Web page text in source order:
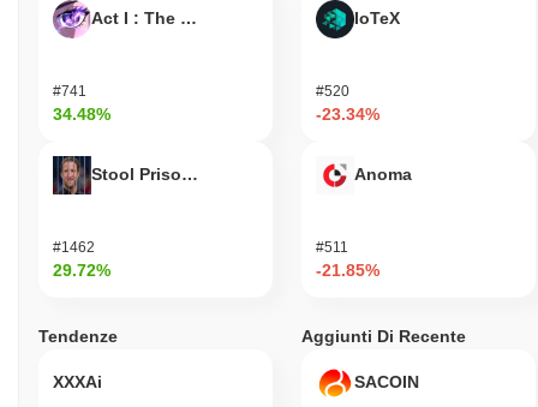
Act I : The AI Prophecy
#741
34.48%
Stool Prisondente
#1462
29.72%
IoTeX
#520
-23.34%
Anoma
#511
-21.85%
Tendenze
XXXAi
Aggiunti Di Recente
SACOIN